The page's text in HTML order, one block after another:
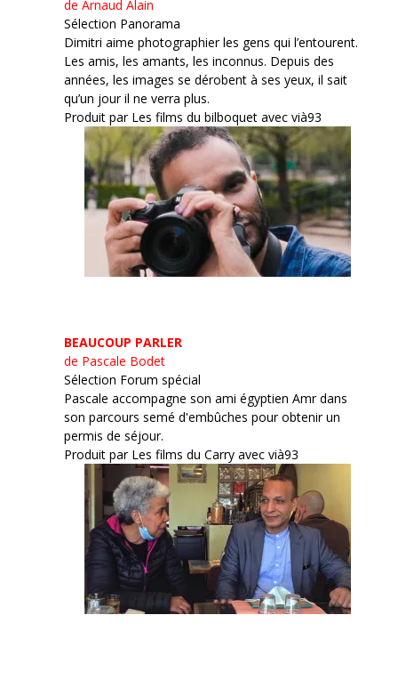
de Arnaud Alain
Sélection Panorama
Dimitri aime photographier les gens qui l’entourent.
Les amis, les amants, les inconnus. Depuis des
années, les images se dérobent à ses yeux, il sait
qu’un jour il ne verra plus.
Produit par Les films du bilboquet avec vià93
BEAUCOUP PARLER
de Pascale Bodet
Sélection Forum spécial
Pascale accompagne son ami égyptien Amr dans
son parcours semé d'embûches pour obtenir un
permis de séjour.
Produit par Les films du Carry avec vià93